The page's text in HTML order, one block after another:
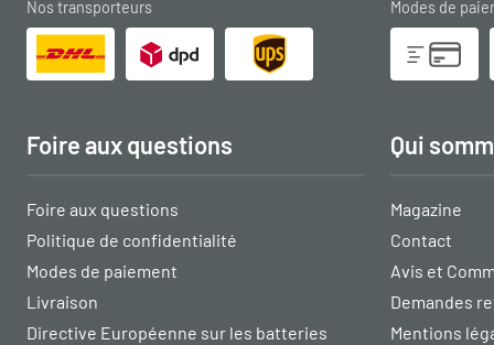
Nos transporteurs Modes de
Foire aux questions
Foire aux questions
Politique de confidentialité
Modes de paiement
Livraison
Directive Européenne sur les batteries
Qui
Magazine
Contact
Avis et
Demandes
Mentions